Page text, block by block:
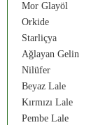
Mor Glayöl
Orkide
Starliçya
Ağlayan Gelin
Nilüfer
Beyaz Lale
Kırmızı Lale
Pembe Lale